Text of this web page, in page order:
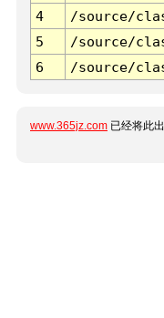
4
/source/
5
/source/
6
/source/
www.365jz.com 已经将此